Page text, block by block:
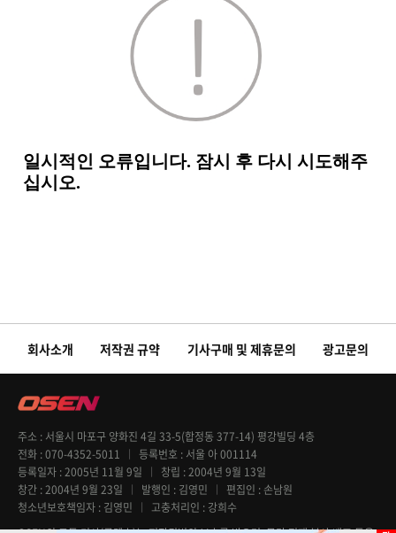
회사소개 저작권 규약 기사구매 및 제휴문의 광고문의
주소
서울시 마포구 양화진 4길 33-5(합정동 377-14) 평강빌딩 4층
전화 070-4352-5011 등록번호
서울 아 001114
등록일자 2005년 11월 9일 창립 2004년 9월 13일
창간 2004년 9월 23일 발행인 김영민 편집인
손남원
청소년보호책임자 김영민 고충처리인
강희수